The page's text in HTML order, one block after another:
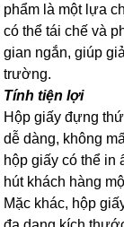
phẩm là một lựa
có thể tái chế và
gian ngắn, giúp
trường.
Tính tiện lợi
Hộp giấy đựng
dễ dàng, không
hộp giấy có thể in
hút khách hàng
Mặc khác, hộp